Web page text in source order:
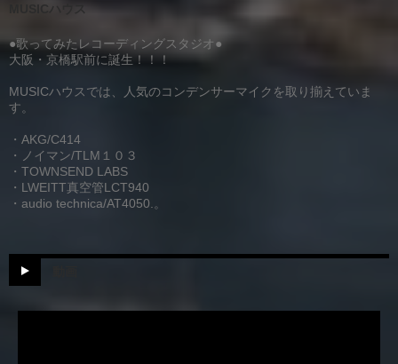
ー
シ
ョ
ン
MUSICハウス
●歌ってみたレコーディングスタジオ●
大阪・京橋駅前に誕生！！！
MUSICハウスでは、人気のコンデンサーマイクを取り揃えていま
す。
・AKG/C414
・ノイマン/TLM１０３
・TOWNSEND LABS
・LWEITT真空管LCT940
・audio technica/AT4050.。